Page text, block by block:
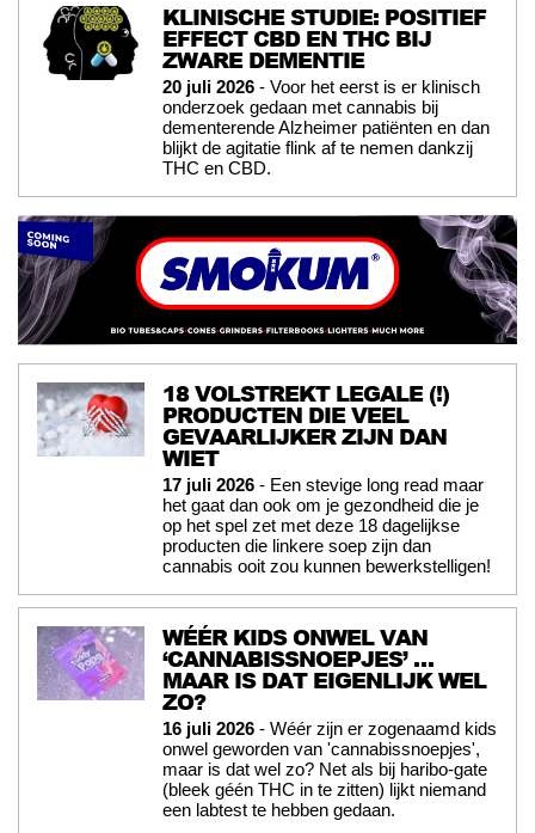
KLINISCHE STUDIE: POSITIEF
EFFECT CBD EN THC BIJ
ZWARE DEMENTIE
20 juli 2026 - Voor het eerst is er klinisch
onderzoek gedaan met cannabis bij
dementerende Alzheimer patiënten en dan
blijkt de agitatie flink af te nemen dankzij
THC en CBD.
18 VOLSTREKT LEGALE (!)
PRODUCTEN DIE VEEL
GEVAARLIJKER ZIJN DAN
WIET
17 juli 2026 - Een stevige long read maar
het gaat dan ook om je gezondheid die je
op het spel zet met deze 18 dagelijkse
producten die linkere soep zijn dan
cannabis ooit zou kunnen bewerkstelligen!
WÉÉR KIDS ONWEL VAN
‘CANNABISSNOEPJES’ …
MAAR IS DAT EIGENLIJK WEL
ZO?
16 juli 2026 - Wéér zijn er zogenaamd kids
onwel geworden van 'cannabissnoepjes',
maar is dat wel zo? Net als bij haribo-gate
(bleek géén THC in te zitten) lijkt niemand
een labtest te hebben gedaan.